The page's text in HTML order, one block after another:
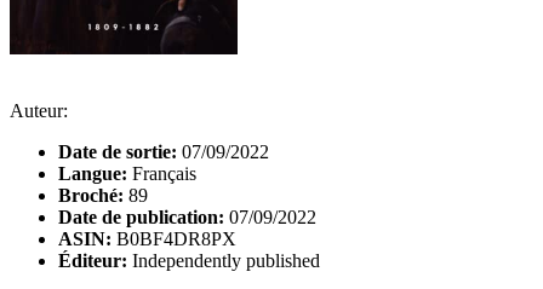
Auteur:
Date de sortie: 07/09/2022
Langue: Français
Broché: 89
Date de publication: 07/09/2022
ASIN: B0BF4DR8PX
Éditeur: Independently published